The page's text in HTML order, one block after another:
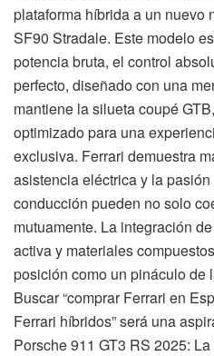
plataforma híbrida a un nuevo
SF90 Stradale. Este modelo
potencia bruta, el control
perfecto, diseñado con una
mantiene la silueta coupé
optimizado para una
exclusiva. Ferrari demuestra
asistencia eléctrica y la
conducción pueden no solo
mutuamente. La integración
activa y materiales
posición como un pináculo de
Buscar “comprar Ferrari en
Ferrari híbridos” será una
Porsche 911 GT3 RS 2025: